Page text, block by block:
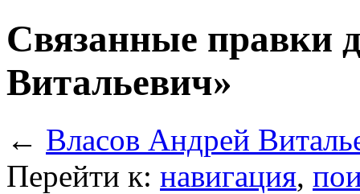
Связанные правки
Витальевич»
← Власов Андрей
Перейти к: навигация,